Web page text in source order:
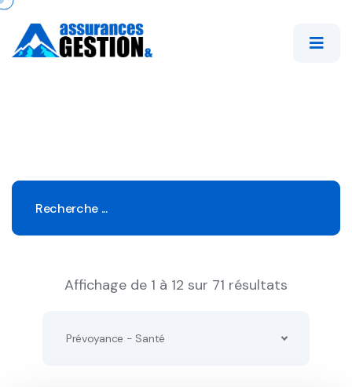
Affichage de 1 à 12 sur 71 résultats
Prévoyance - Santé